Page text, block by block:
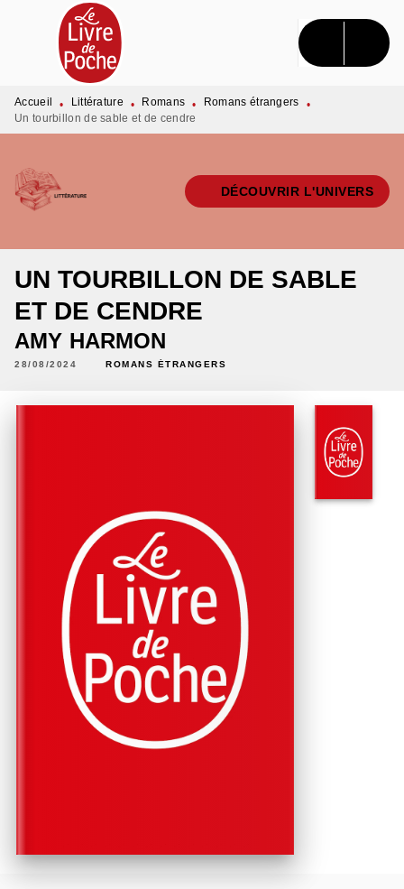
MENU RECHERCHE CONTENU
PIED DE PAGE
Accueil • Littérature • Romans • Romans étrangers
•
Un tourbillon de sable et de cendre
DÉCOUVRIR L'UNIVERS
UN TOURBILLON DE SABLE
ET DE CENDRE
AMY HARMON
28/08/2024 ROMANS ÉTRANGERS